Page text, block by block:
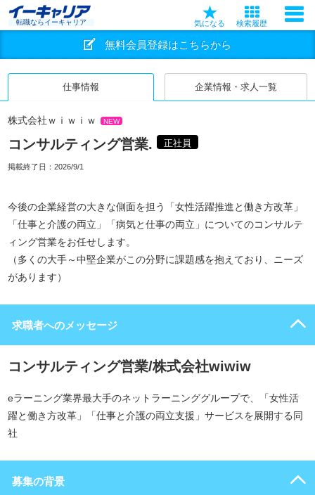
転職ならイーキャリア 気になる 検索履歴
無料会員登録はこちらから
仕事情報 企業情報・求人一覧
株式会社ｗｉｗｉｗ NEW
コンサルティング営業. 正社員
掲載終了日： 2026/9/1
今後の企業経営の大きな側面を担う「女性活躍推進と働き方改革」
「仕事と介護の両立」「病気と仕事の両立」についてのコンサルテ
ィング営業をお任せします。
（多くの大手～中堅企業がこの分野に課題感を抱えており、ニーズ
があります）
求職者へのメッセージ
コンサルティング営業/株式会社wiwiw
eラーニング業界最大手のネットラーニンググループで、「女性活
躍と働き方改革」「仕事と介護の両立支援」サービスを展開する同
社
募集の背景